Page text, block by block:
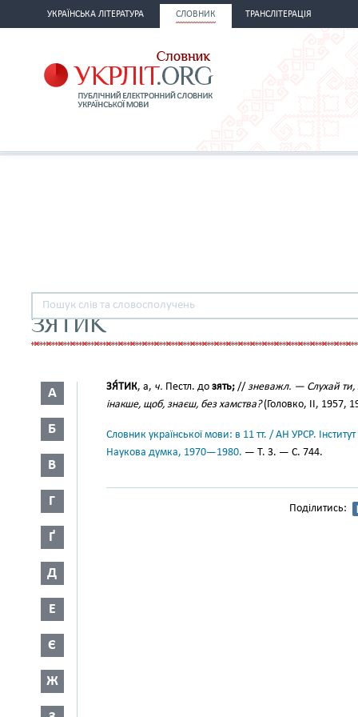
УКРАЇНСЬКА ЛІТЕРАТУРА СЛОВНИК ТРАНСЛІТЕРАЦІЯ
ЗЯТИК
А
Б
В
Г
Ґ
Д
Е
Є
Ж
ЗЯ́ТИК, а, ч. Пестл. до зять; // зневажл. — Слухай ти,
інакше, щоб, знаєш, без хамства?(Головко, II, 1957,
Словник української мови: в 11 тт. / АН УРСР.
Наукова думка, 1970—1980. — Т. 3. — С. 744.
Поділитись: